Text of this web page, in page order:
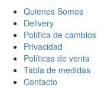
Quienes Somos
Delivery
Política de cambios
Privacidad
Políticas de venta
Tabla de medidas
Contacto